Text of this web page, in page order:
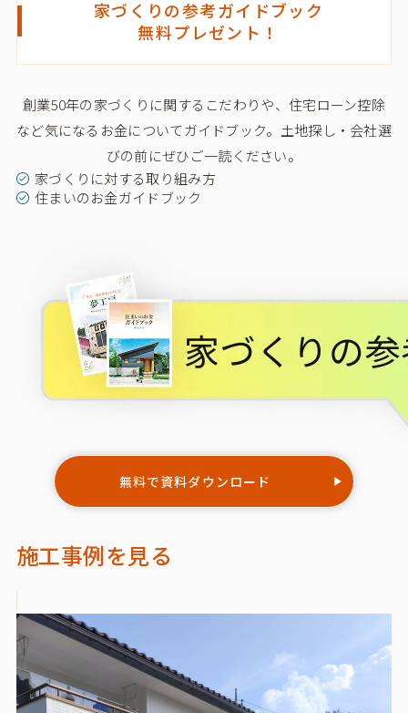
家づくりの参考ガイドブック
無料プレゼント！
創業50年の家づくりに関するこだわりや、住宅ローン控除
など気になるお金についてガイドブック。 土地探し・会社選
びの前にぜひご一読ください。
家づくりに対する取り組み方
住まいのお金ガイドブック
無料で資料ダウンロード
施工事例を見る